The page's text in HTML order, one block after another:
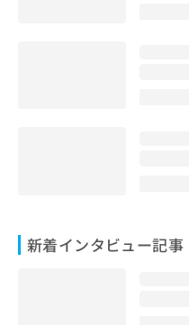
新着インタビュー記事